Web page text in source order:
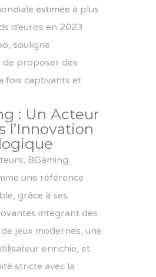
estimée à plus
d’euros en 2023
souligne
de proposer des
fois captivants et
: Un Acteur
l’Innovation
BGaming
une référence
grâce à ses
intégrant des
jeux modernes, une
enrichie, et
stricte avec la